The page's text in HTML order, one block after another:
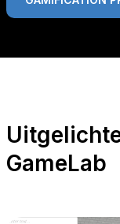
GameLab